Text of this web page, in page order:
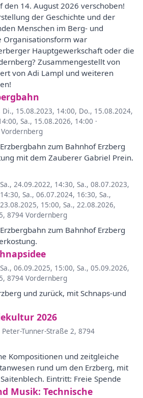
den 14. August 2026 verschoben!
der Geschichte und der
Menschen im Berg- und
Organisationsform war
Hauptgewerkschaft oder die
Zusammengestellt von
von Adi Lampl und weiteren
Di., 15.08.2023, 14:00, Do., 15.08.2024,
, Sa., 15.08.2026, 14:00 ·
zum Bahnhof Erzberg
mit dem Zauberer Gabriel Prein.
Sa., 24.09.2022, 14:30, Sa., 08.07.2023,
, Sa., 06.07.2024, 16:30, Sa.,
15:00, Sa., 22.08.2026,
8794 Vordernberg
zum Bahnhof Erzberg
Sa., 06.09.2025, 15:00, Sa., 05.09.2026,
8794 Vordernberg
und zurück, mit Schnaps-und
2026
Peter-Tunner-Straße 2, 8794
Kompositionen und zeitgleiche
rund um den Erzberg, mit
Eintritt: Freie Spende
Musik: Technische